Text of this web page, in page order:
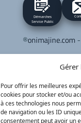
Pour offrir les meilleures
cookies pour stocker et/ou
à ces technologies nous
de navigation ou les ID
consentement peut avoir un
Démarches
Service Public
®onimajine.com
Valérie BLET -
04 01